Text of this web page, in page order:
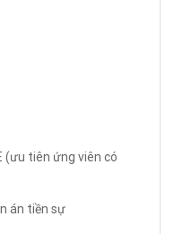
(ưu tiên ứng viên có
án tiền sự